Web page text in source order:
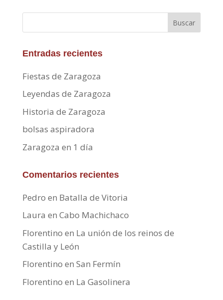
Buscar
Entradas recientes
Fiestas de Zaragoza
Leyendas de Zaragoza
Historia de Zaragoza
bolsas aspiradora
Zaragoza en 1 día
Comentarios recientes
Pedro en Batalla de Vitoria
Laura en Cabo Machichaco
Florentino en La unión de los reinos de
Castilla y León
Florentino en San Fermín
Florentino en La Gasolinera